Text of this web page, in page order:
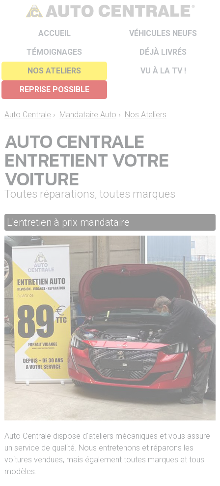
ACCUEIL
VÉHICULES NEUFS
TÉMOIGNAGES
DÉJÀ LIVRÉS
NOS ATELIERS
VU À LA TV !
REPRISE POSSIBLE
Auto Centrale › Mandataire Auto › Nos Ateliers
AUTO CENTRALE
ENTRETIENT VOTRE
VOITURE
Toutes réparations, toutes marques
L'entretien à prix mandataire
Auto Centrale dispose d'ateliers mécaniques et vous assure
un service de qualité. Nous entretenons et réparons les
voitures vendues, mais également toutes marques et tous
modèles.